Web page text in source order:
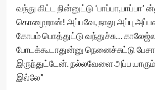
வந்து கிட்ட நின்னுட்டு ‘பாப்பா,பாப்பா’
கொழைறான்! அப்பவே, நாலு அப்பு
கோபம் பொத்துட்டு வந்துச்சு…
போடக்கூடாதுன்னு நெனைச்சுட்டு
இருந்துட்டேன். நல்லவேளை அப்ப
இல்லே”